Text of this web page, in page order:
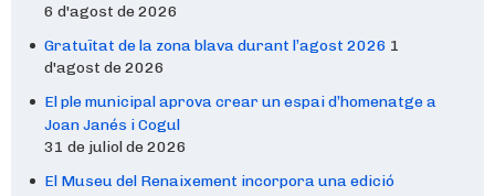
6 d'agost de 2026
Gratuïtat de la zona blava durant l’agost 2026 1
d'agost de 2026
El ple municipal aprova crear un espai d’homenatge a
Joan Janés i Cogul
31 de juliol de 2026
El Museu del Renaixement incorpora una edició